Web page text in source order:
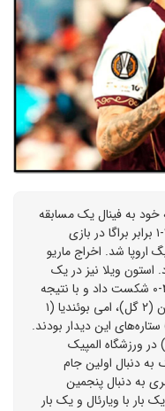
اولین بار در تاریخ ۱۲۳ ساله خود به فینال یک مسابقه
اروپایی رسید. این تیم آلمانی با پیروزی ۳-۱ برابر براگا در بازی
لیگ اروپا شد. اخراج ماریو
بود. استون ویلا نیز در یک
نمایش سلطه‌جویانه، ناتینگهام فارست را ۴-۰ شکست داد و با نتیجه
۴-۱ در مجموع به فینال رسید. جان مک‌گین (۲ گل)، امی بوئندیا (۱
(۱ گل و ۱ پاس گل) ستاره‌های این دیدار بودند.
در تاریخ ۲۷ می (۶ خرداد) در ورزشگاه المپیک
به دنبال اولین جام
به دنبال پنجمین
بار با ویارئال و یک بار